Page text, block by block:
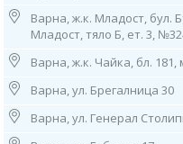
14. София, ж.к. “Надежда”, ул.
(до 8 ДКЦ), тел: 0884 015 182
Работно време: 08.00ч до
15. София, ж.к. “Овча Купел″ 1,
(до 21 ДКЦ), тел: 0882 592 021
Работно време: 08.00ч до
Варна, ж.к. Младост, бул.
Младост, тяло Б, ет. 3,
Варна, ж.к. Чайка, бл. 181,
Варна, ул. Брегалница 30
Варна, ул. Генерал